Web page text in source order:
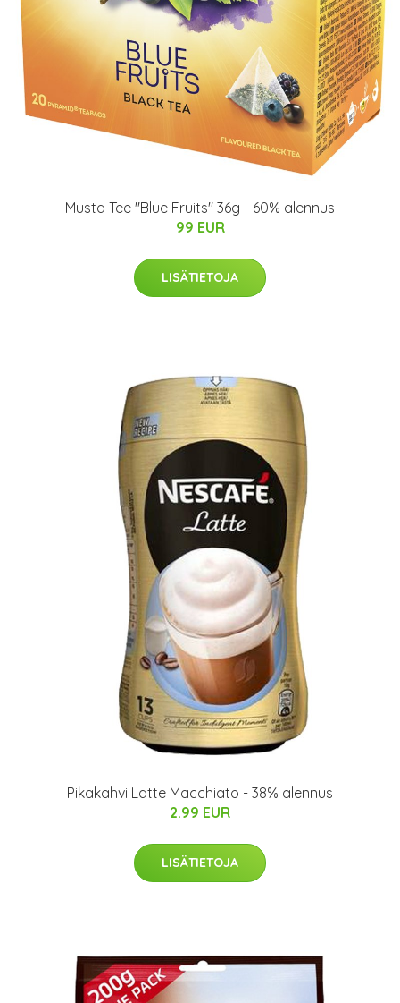
Musta Tee "Blue Fruits" 36g - 60% alennus
99 EUR
LISÄTIETOJA
Pikakahvi Latte Macchiato - 38% alennus
2.99 EUR
LISÄTIETOJA